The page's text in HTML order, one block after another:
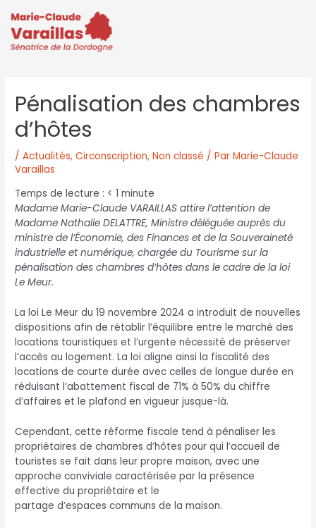
Pénalisation des chambres
d’hôtes
/Actualités,Circonscription,Non classé / ParMarie-Claude
Varaillas
Temps de lecture : < 1 minute
Madame Marie-Claude VARAILLAS attire l’attention de
Madame Nathalie DELATTRE, Ministre déléguée auprès du
ministre de l’Économie, des Finances et de la Souveraineté
industrielle et numérique, chargée du Tourisme sur la
pénalisation des chambres d’hôtes dans le cadre de la loi
Le Meur.
La loi Le Meur du 19 novembre 2024 a introduit de nouvelles
dispositions afin de rétablir l’équilibre entre le marché des
locations touristiques et l’urgente nécessité de préserver
l’accès au logement. La loi aligne ainsi la fiscalité des
locations de courte durée avec celles de longue durée en
réduisant l’abattement fiscal de 71% à 50% du chiffre
d’affaires et le plafond en vigueur jusque-là.
Cependant, cette réforme fiscale tend à pénaliser les
propriétaires de chambres d’hôtes pour qui l’accueil de
touristes se fait dans leur propre maison, avec une
approche conviviale caractérisée par la présence
effective du propriétaire et le
partage d’espaces communs de la maison.